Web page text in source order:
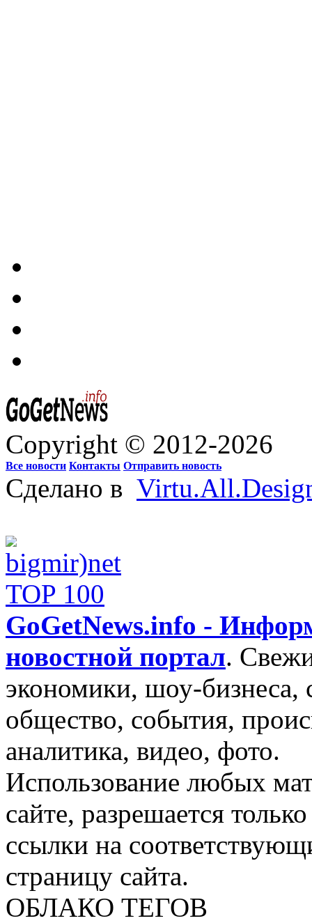
Copyright © 2012-2026
Все новости Контакты Отправить новость
Сделано в
GoGetNews.info -
новостной портал.
экономики, шоу-бизнеса,
общество, события,
аналитика, видео, фото.
Использование любых
сайте, разрешается
ссылки на
страницу сайта.
ОБЛАКО ТЕГОВ